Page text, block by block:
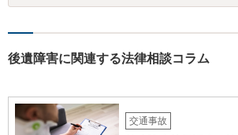
分かりませんが、資力に応じた対応をして行く
ャラクターの問題もあるので、どうすればよい
合によっては交渉を任せた方がいいかもしれませ
後遺障害に関連する法律相談コラム
交通事故